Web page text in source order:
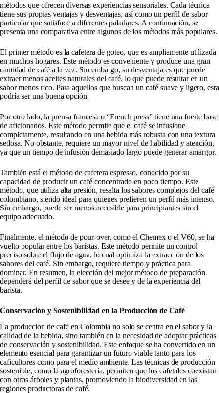
métodos que ofrecen diversas experiencias sensoriales. Cada técnica
tiene sus propias ventajas y desventajas, así como un perfil de sabor
particular que satisface a diferentes paladares. A continuación, se
presenta una comparativa entre algunos de los métodos más populares.
El primer método es la cafetera de goteo, que es ampliamente utilizada
en muchos hogares. Este método es conveniente y produce una gran
cantidad de café a la vez. Sin embargo, su desventaja es que puede
extraer menos aceites naturales del café, lo que puede resultar en un
sabor menos rico. Para aquellos que buscan un café suave y ligero, esta
podría ser una buena opción.
Por otro lado, la prensa francesa o “French press” tiene una fuerte base
de aficionados. Este método permite que el café se infusione
completamente, resultando en una bebida más robusta con una textura
sedosa. No obstante, requiere un mayor nivel de habilidad y atención,
ya que un tiempo de infusión demasiado largo puede generar amargor.
También está el método de cafetera espresso, conocido por su
capacidad de producir un café concentrado en poco tiempo. Este
método, que utiliza alta presión, resalta los sabores complejos del café
colombiano, siendo ideal para quienes prefieren un perfil más intenso.
Sin embargo, puede ser menos accesible para principiantes sin el
equipo adecuado.
Finalmente, el método de pour-over, como el Chemex o el V60, se ha
vuelto popular entre los baristas. Este método permite un control
preciso sobre el flujo de agua, lo cual optimiza la extracción de los
sabores del café. Sin embargo, requiere tiempo y práctica para
dominar. En resumen, la elección del mejor método de preparación
dependerá del perfil de sabor que se desee y de la experiencia del
barista.
Conservación y Sostenibilidad en la Producción de Café
La producción de café en Colombia no solo se centra en el sabor y la
calidad de la bebida, sino también en la necesidad de adoptar prácticas
de conservación y sostenibilidad. Este enfoque se ha convertido en un
elemento esencial para garantizar un futuro viable tanto para los
caficultores como para el medio ambiente. Las técnicas de producción
sostenible, como la agroforestería, permiten que los cafetales coexistan
con otros árboles y plantas, promoviendo la biodiversidad en las
regiones productoras de café.